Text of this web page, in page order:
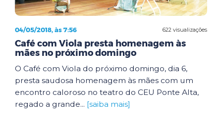
622 visualizações
04/05/2018, às 7:56
Café com Viola presta homenagem às
mães no próximo domingo
O Café com Viola do próximo domingo, dia 6,
presta saudosa homenagem às mães com um
encontro caloroso no teatro do CEU Ponte Alta,
regado a grande... [saiba mais]